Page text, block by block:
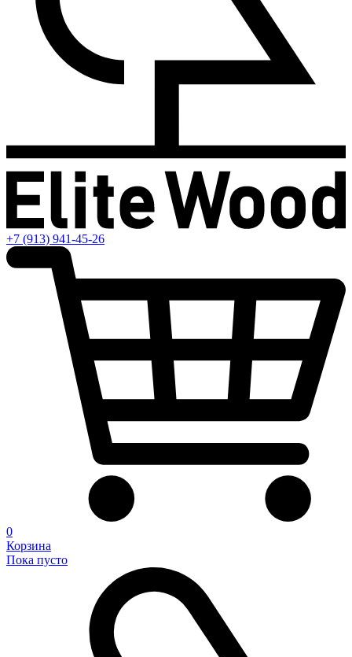
+7 (913) 941-45-26
0
Корзина
Пока пусто